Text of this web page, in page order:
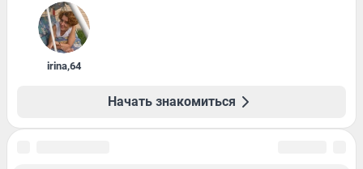
irina,64
Начать знакомиться